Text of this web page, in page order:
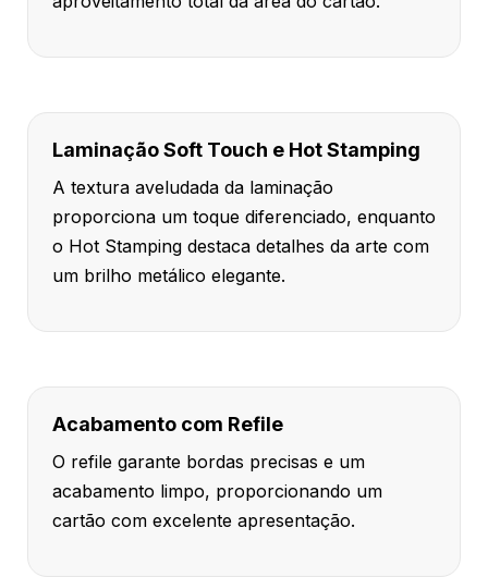
Laminação Soft Touch e Hot Stamping
A textura aveludada da laminação
proporciona um toque diferenciado, enquanto
o Hot Stamping destaca detalhes da arte com
um brilho metálico elegante.
Acabamento com Refile
O refile garante bordas precisas e um
acabamento limpo, proporcionando um
cartão com excelente apresentação.